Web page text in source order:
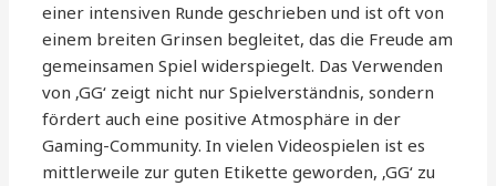
einer intensiven Runde geschrieben und ist oft von
einem breiten Grinsen begleitet, das die Freude am
gemeinsamen Spiel widerspiegelt. Das Verwenden
von ‚GG‘ zeigt nicht nur Spielverständnis, sondern
fördert auch eine positive Atmosphäre in der
Gaming-Community. In vielen Videospielen ist es
mittlerweile zur guten Etikette geworden, ‚GG‘ zu